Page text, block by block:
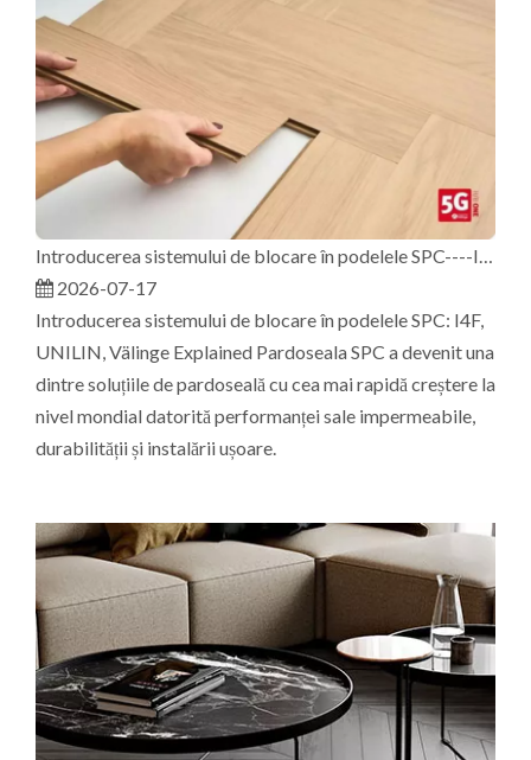
Introducerea sistemului de blocare în podelele SPC----I4F, UNILIN, VALINGE
2026-07-17
Introducerea sistemului de blocare în podelele SPC: I4F,
UNILIN, Välinge Explained Pardoseala SPC a devenit una
dintre soluțiile de pardoseală cu cea mai rapidă creștere la
nivel mondial datorită performanței sale impermeabile,
durabilității și instalării ușoare.